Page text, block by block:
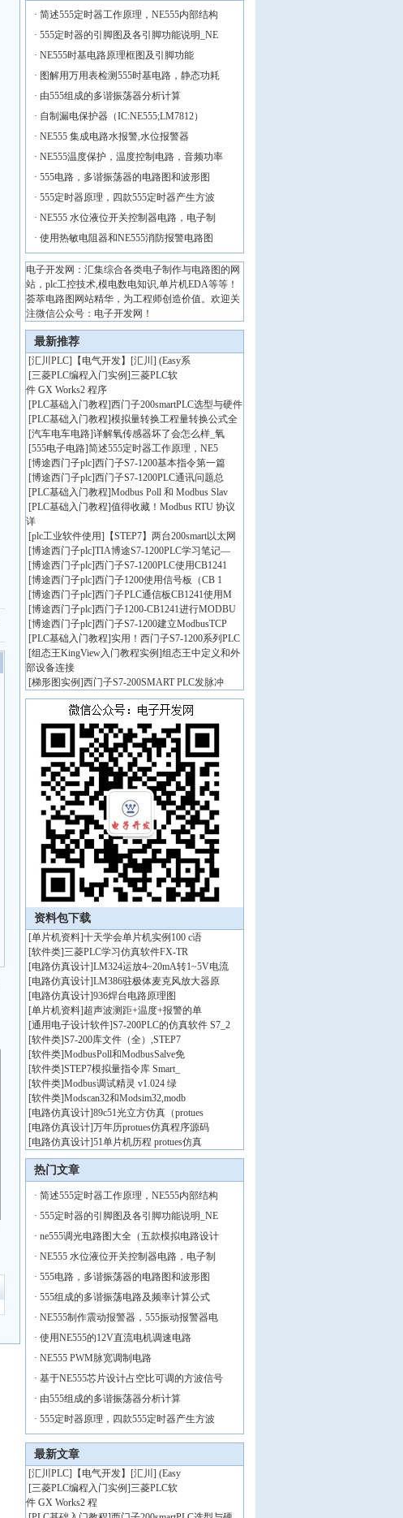
· 简述555定时器工作原理，NE555内部结构
· 555定时器的引脚图及各引脚功能说明_NE
· NE555时基电路原理框图及引脚功能
· 图解用万用表检测555时基电路，静态功耗
· 由555组成的多谐振荡器分析计算
· 自制漏电保护器（IC:NE555;LM7812）
· NE555 集成电路水报警,水位报警器
· NE555温度保护，温度控制电路，音频功率
· 555电路，多谐振荡器的电路图和波形图
· 555定时器原理，四款555定时器产生方波
· NE555 水位液位开关控制器电路，电子制
· 使用热敏电阻器和NE555消防报警电路图
电子开发网：汇集综合各类电子制作与电路图的网
站，plc工控技术,模电数电知识,单片机EDA等等！
荟萃电路图网站精华，为工程师创造价值。欢迎关
注微信公众号：电子开发网！
最新推荐
[汇川PLC] 【电气开发】[汇川] (Easy系
[三菱PLC编程入门实例]三菱PLC软
件 GX Works2 程序
[PLC基础入门教程]西门子200smartPLC选型与硬件
[PLC基础入门教程]模拟量转换工程量转换公式全
[汽车电车电路]详解氧传感器坏了会怎么样_氧
[555电子电路]简述555定时器工作原理，NE5
[博途西门子plc]西门子S7-1200基本指令第一篇
[博途西门子plc]西门子S7-1200PLC通讯问题总
[PLC基础入门教程]Modbus Poll 和 Modbus Slav
[PLC基础入门教程]值得收藏！Modbus RTU 协议
详
[plc工业软件使用] 【STEP7】两台200smart以太网
[博途西门子plc]TIA博途S7-1200PLC学习笔记—
[博途西门子plc]西门子S7-1200PLC使用CB1241
[博途西门子plc]西门子1200使用信号板（CB 1
[博途西门子plc]西门子PLC通信板CB1241使用M
[博途西门子plc]西门子1200-CB1241进行MODBU
[博途西门子plc]西门子S7-1200建立ModbusTCP
[PLC基础入门教程]实用！西门子S7-1200系列PLC
[组态王KingView入门教程实例]组态王中定义和外
部设备连接
[梯形图实例]西门子S7-200SMART PLC发脉冲
资料包下载
[单片机资料]十天学会单片机实例100 c语
[软件类]三菱PLC学习仿真软件FX-TR
[电路仿真设计]LM324运放4~20mA转1~5V电流
[电路仿真设计]LM386驻极体麦克风放大器原
[电路仿真设计]936焊台电路原理图
[单片机资料]超声波测距+温度+报警的单
[通用电子设计软件]S7-200PLC的仿真软件 S7_2
[软件类]S7-200库文件（全）,STEP7
[软件类]ModbusPoll和ModbusSalve免
[软件类]STEP7模拟量指令库 Smart_
[软件类]Modbus调试精灵 v1.024 绿
[软件类]Modscan32和Modsim32,modb
[电路仿真设计]89c51光立方仿真（protues
[电路仿真设计]万年历protues仿真程序源码
[电路仿真设计]51单片机历程 protues仿真
热门文章
· 简述555定时器工作原理，NE555内部结构
· 555定时器的引脚图及各引脚功能说明_NE
· ne555调光电路图大全（五款模拟电路设计
· NE555 水位液位开关控制器电路，电子制
· 555电路，多谐振荡器的电路图和波形图
· 555组成的多谐振荡电路及频率计算公式
· NE555制作震动报警器，555振动报警器电
· 使用NE555的12V直流电机调速电路
· NE555 PWM脉宽调制电路
· 基于NE555芯片设计占空比可调的方波信号
· 由555组成的多谐振荡器分析计算
· 555定时器原理，四款555定时器产生方波
最新文章
[汇川PLC] 【电气开发】[汇川] (Easy
[三菱PLC编程入门实例]三菱PLC软
件 GX Works2 程